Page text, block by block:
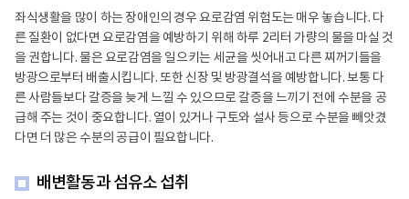
좌식생활을 많이 하는 장애인의 경우 요로감염 위험도는 매우 놓습니다. 다
른 질환이 없다면 요로감염을 예방하기 위해 하루 2리터 가량의 물을 마실 것
을 권합니다. 물은 요로감염을 일으키는 세균을 씻어내고 다른 찌꺼기들을
방광으로부터 배출시킵니다. 또한 신장 및 방광결석을 예방합니다. 보통 다
른 사람들보다 갈증을 늦게 느낄 수 있으므로 갈증을 느끼기 전에 수분을 공
급해 주는 것이 중요합니다. 열이 있거나 구토와 설사 등으로 수분을 빼앗겼
다면 더 많은 수분의 공급이 필요합니다.
배변활동과 섬유소 섭취